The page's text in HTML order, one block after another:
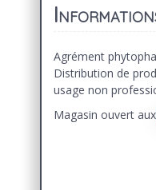
Agrément
Distribution de
usage non
Magasin ouvert aux